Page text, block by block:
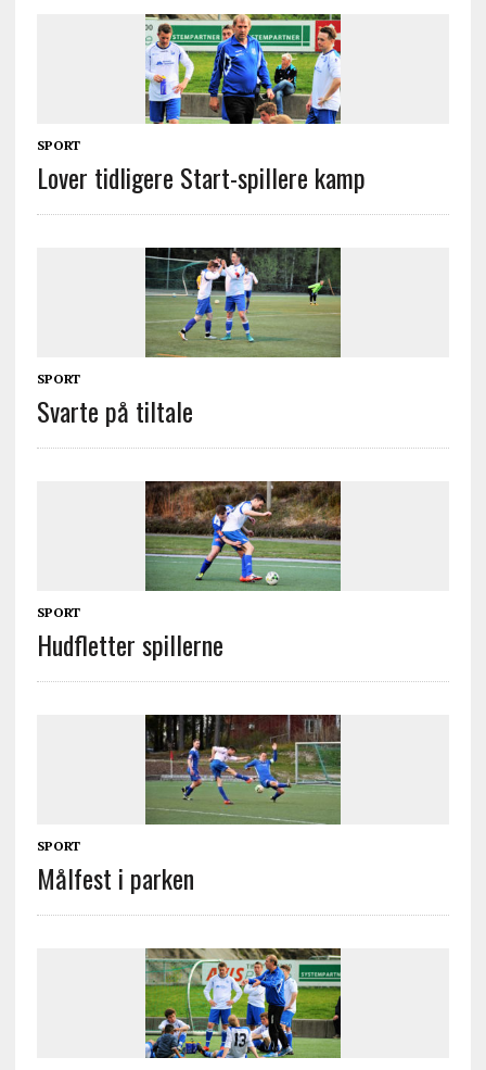
SPORT
Lover tidligere Start-spillere kamp
SPORT
Svarte på tiltale
SPORT
Hudfletter spillerne
SPORT
Målfest i parken